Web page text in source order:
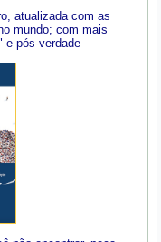
atualizada com as
mundo; com mais
e pós-verdade